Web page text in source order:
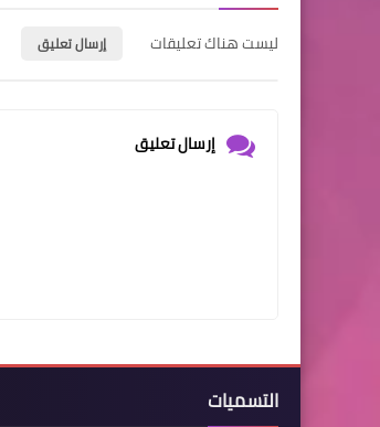
ليست هناك تعليقات إرسال تعليق
إرسال تعليق
التسميات